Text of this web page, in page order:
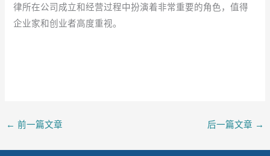
律所在公司成立和经营过程中扮演着非常重要的角色，值得
企业家和创业者高度重视。
← 前一篇文章 后一篇文章 →